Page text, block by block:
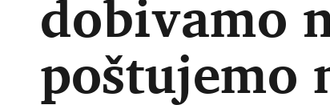
dobivamo
poštujemo